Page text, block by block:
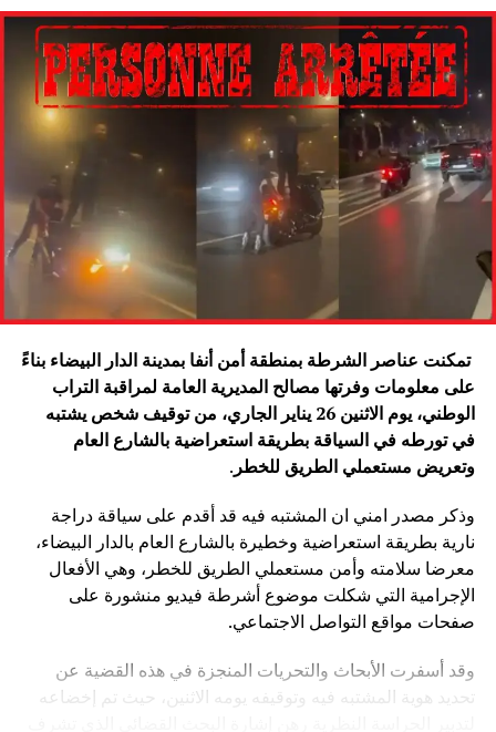
تمكنت عناصر الشرطة بمنطقة أمن أنفا بمدينة الدار البيضاء بناءً
على معلومات وفرتها مصالح المديرية العامة لمراقبة التراب
الوطني، يوم الاثنين 26 يناير الجاري، من توقيف شخص يشتبه
في تورطه في السياقة بطريقة استعراضية بالشارع العام
وتعريض مستعملي الطريق للخطر .
وذكر مصدر امني ان المشتبه فيه قد أقدم على سياقة دراجة
نارية بطريقة استعراضية وخطيرة بالشارع العام بالدار البيضاء،
معرضا سلامته وأمن مستعملي الطريق للخطر، وهي الأفعال
الإجرامية التي شكلت موضوع أشرطة فيديو منشورة على
صفحات مواقع التواصل الاجتماعي.
وقد أسفرت الأبحاث والتحريات المنجزة في هذه القضية عن
تحديد هوية المشتبه فيه وتوقيفه يومه الاثنين، حيث تم إخضاعه